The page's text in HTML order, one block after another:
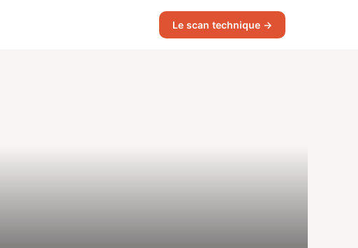
Le scan technique →